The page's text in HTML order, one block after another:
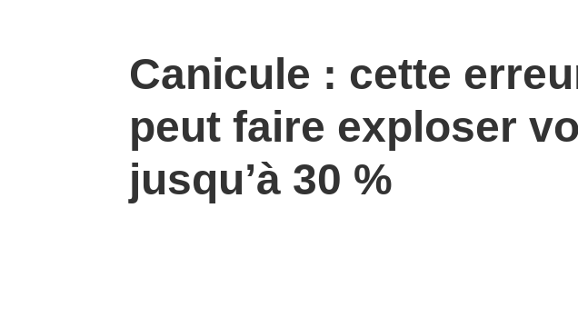
Canicule : cette
peut faire exploser
jusqu’à 30 %